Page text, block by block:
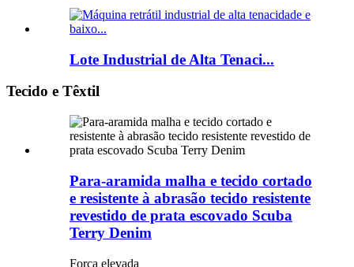
Lote Industrial de Alta Tenaci...
Tecido e Têxtil
Para-aramida malha e tecido cortado
e resistente à abrasão tecido resistente
revestido de prata escovado Scuba
Terry Denim
Força elevada